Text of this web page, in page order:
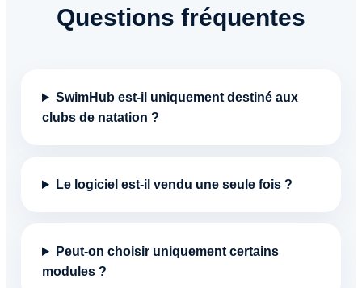
Questions fréquentes
SwimHub est-il uniquement destiné aux
clubs de natation ?
Le logiciel est-il vendu une seule fois ?
Peut-on choisir uniquement certains
modules ?